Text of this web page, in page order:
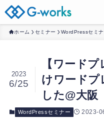
ホーム セミナー WordPressセミナ
【ワード
けワードプ
した@大阪
2023
6/25
WordPressセミナー 2023-